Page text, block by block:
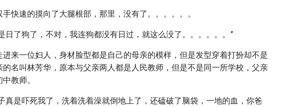
快速的摸向了大腿根部，那里，没有了。。。。。。
日了狗了，不对，我连狗都没有日过，就这么没了。。。。。。”
来一位妇人，身材脸型都是自己的母亲的模样，但是发型穿着打扮却不是
的名叫林芳华，原本与父亲两人都是人民教师，但是不是同一所学校，父亲
教师。
真是吓死我了，洗着洗着澡就倒地上了，还磕破了脑袋，一地的血，你爸